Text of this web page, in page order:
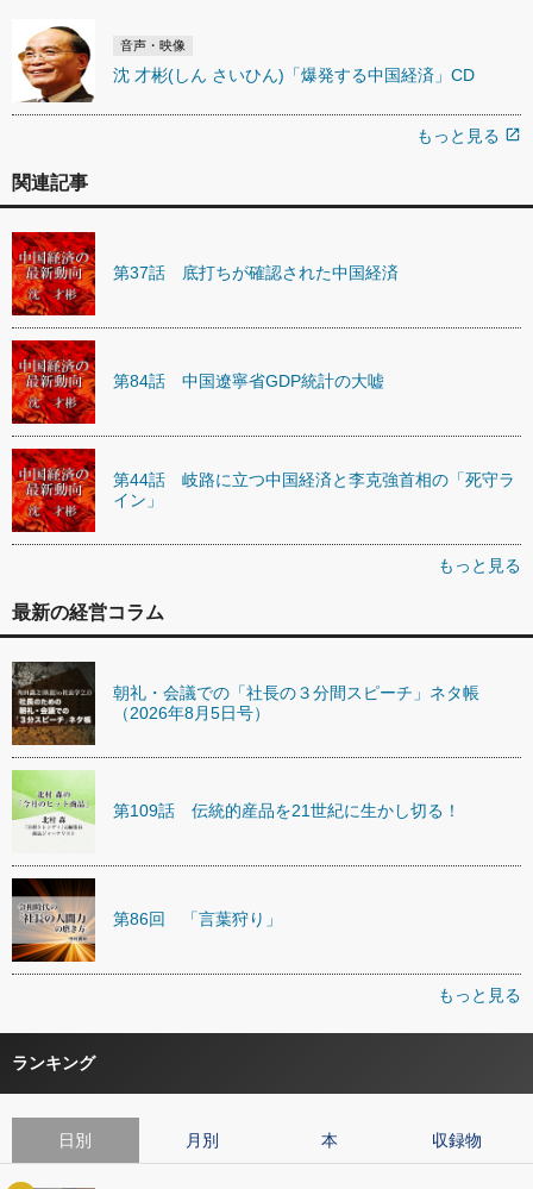
音声・映像
沈 才彬(しん さいひん)「爆発する中国経済」CD
もっと見る open_in_new
関連記事
第37話 底打ちが確認された中国経済
第84話 中国遼寧省GDP統計の大嘘
第44話 岐路に立つ中国経済と李克強首相の「死守ラ
イン」
もっと見る
最新の経営コラム
朝礼・会議での「社長の３分間スピーチ」ネタ帳
（2026年8月5日号）
第109話 伝統的産品を21世紀に生かし切る！
第86回 「言葉狩り」
もっと見る
ランキング
日別 月別 本 収録物